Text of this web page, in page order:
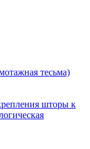
тесьма)
шторы к